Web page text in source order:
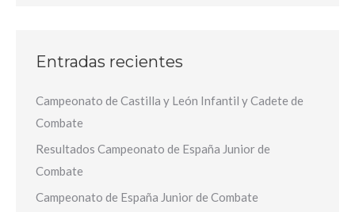
Entradas recientes
Campeonato de Castilla y León Infantil y Cadete de
Combate
Resultados Campeonato de España Junior de
Combate
Campeonato de España Junior de Combate